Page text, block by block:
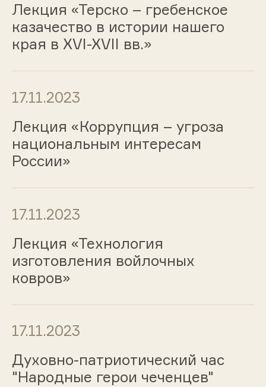
Лекция «Терско – гребенское
казачество в истории нашего
края в XVI-XVII вв.»
17.11.2023
Лекция «Коррупция – угроза
национальным интересам
России»
17.11.2023
Лекция «Технология
изготовления войлочных
ковров»
17.11.2023
Духовно-патриотический час
"Народные герои чеченцев"